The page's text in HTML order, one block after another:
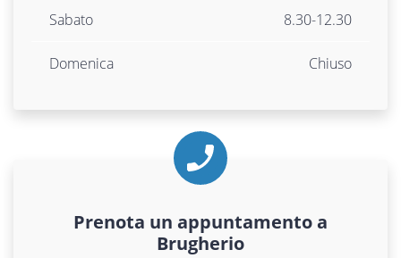
Sabato 8.30-12.30
Domenica Chiuso
Prenota un appuntamento a
Brugherio